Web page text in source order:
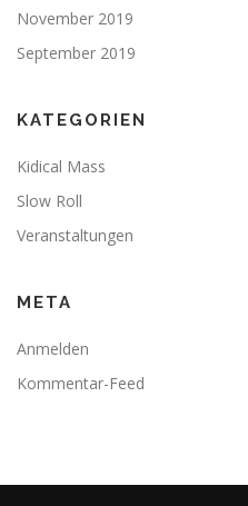
November 2019
September 2019
KATEGORIEN
Kidical Mass
Slow Roll
Veranstaltungen
META
Anmelden
Kommentar-Feed